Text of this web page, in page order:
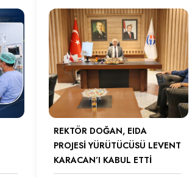
REKTÖR DOĞAN, EIDA
PROJESİ YÜRÜTÜCÜSÜ LEVENT
KARACAN’I KABUL ETTİ